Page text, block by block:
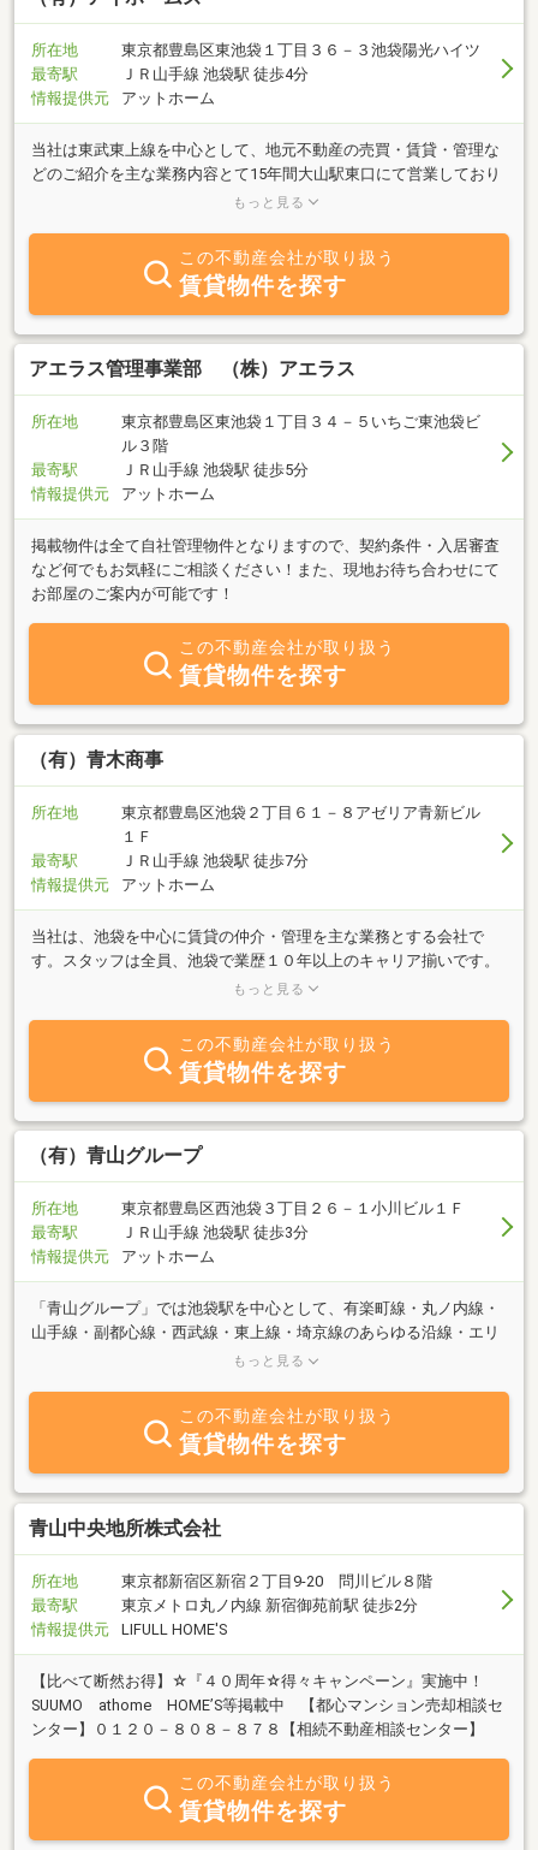
所在地
東京都豊島区東池袋１丁目３６－３池袋陽光ハイツ
最寄駅
ＪＲ山手線 池袋駅 徒歩4分
情報提供元
アットホーム
当社は東武東上線を中心として、地元不動産の売買・賃貸・管理な
どのご紹介を主な業務内容とて15年間大山駅東口にて営業しており
ましたが、2025年1月に、豊島区東池袋に移転いたしました。「売
問は何でもお気軽にご相談ください。豊富な情報力でお客様のご希
望に併せたスピーディな対応を心掛けております。東京23区エリア
の貸店舗、事業用物件はぜひ、当社へご相談ください。
もっと見る
この不動産会社が取り扱う
賃貸物件を探す
アエラス管理事業部 （株）アエラス
所在地
東京都豊島区東池袋１丁目３４－５いちご東池袋ビ
ル３階
最寄駅
ＪＲ山手線 池袋駅 徒歩5分
情報提供元
アットホーム
掲載物件は全て自社管理物件となりますので、契約条件・入居審査
など何でもお気軽にご相談ください！また、現地お待ち合わせにて
お部屋のご案内が可能です！
この不動産会社が取り扱う
賃貸物件を探す
（有）青木商事
所在地
東京都豊島区池袋２丁目６１－８アゼリア青新ビル
１Ｆ
最寄駅
ＪＲ山手線 池袋駅 徒歩7分
情報提供元
アットホーム
当社は、池袋を中心に賃貸の仲介・管理を主な業務とする会社で
す。スタッフは全員、池袋で業歴１０年以上のキャリア揃いです。
メールでのお問い合わせも大歓迎！間取りや写真もメールの添付フ
や売却査定は、全て無料ですのでお役立てください。もちろん、お
預かりした物件はこのアットーホームweb等インターネットに写真
付きで掲載いたします。
もっと見る
この不動産会社が取り扱う
賃貸物件を探す
（有）青山グループ
所在地
東京都豊島区西池袋３丁目２６－１小川ビル１Ｆ
最寄駅
ＪＲ山手線 池袋駅 徒歩3分
情報提供元
アットホーム
「青山グループ」では池袋駅を中心として、有楽町線・丸ノ内線・
山手線・副都心線・西武線・東上線・埼京線のあらゆる沿線・エリ
アをご紹介しております。自社未公開物件多数取り揃えておりま
もっと見る
この不動産会社が取り扱う
賃貸物件を探す
青山中央地所株式会社
所在地
東京都新宿区新宿２丁目9-20 問川ビル８階
最寄駅
東京メトロ丸ノ内線 新宿御苑前駅 徒歩2分
情報提供元
LIFULL HOME'S
【比べて断然お得】☆『４０周年☆得々キャンペーン』実施中！
SUUMO athome HOME’S等掲載中 【都心マンション売却相談セ
ンター】０１２０－８０８－８７８【相続不動産相談センター】
この不動産会社が取り扱う
賃貸物件を探す